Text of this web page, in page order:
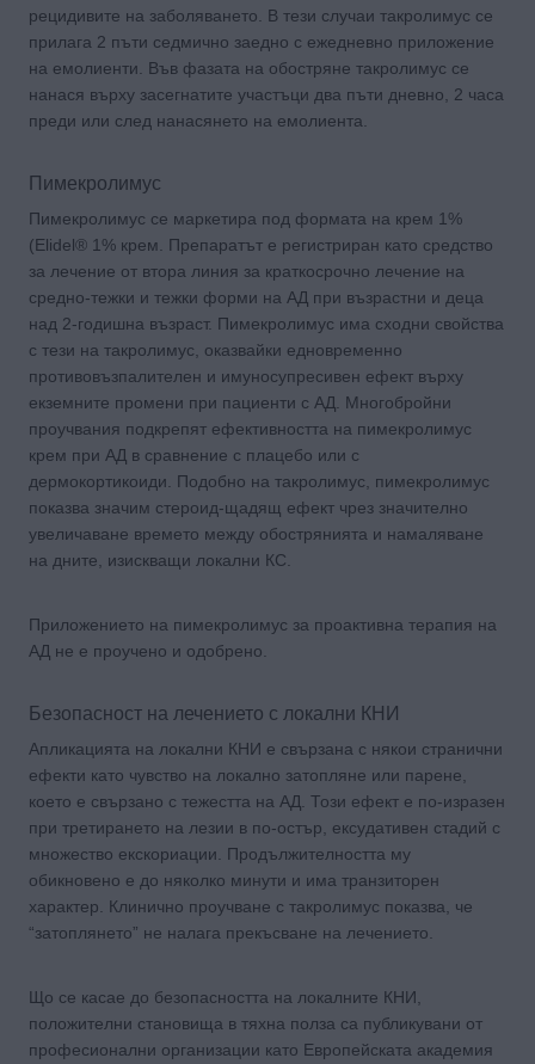
рецидивите на заболяването. В тези случаи такролимус се
прилага 2 пъти седмично заедно с ежедневнo приложение
на емолиенти. Във фазата на обостряне такролимус се
нанася върху засегнатите участъци два пъти дневно, 2 часа
преди или след нанасянето на емолиента.
Пимекролимус
Пимекролимус се маркетира под формата на крем 1%
(Elidel® 1% крем. Препаратът е регистриран като средство
за лечение от втора линия за краткосрочно лечение на
средно-тежки и тежки форми на АД при възрастни и деца
над 2-годишна възраст. Пимекролимус има сходни свойства
с тези на такролимус, оказвайки едновременно
противовъзпалителен и имуносупресивен ефект върху
екземните промени при пациенти с АД. Многобройни
проучвания подкрепят ефективността на пимекролимус
крем при АД в сравнение с плацебо или с
дермокортикоиди. Подобно на такролимус, пимекролимус
показва значим стероид-щадящ ефект чрез значително
увеличаване времето между обострянията и намаляване
на дните, изискващи локални КС.
Приложението на пимекролимус за проактивна терапия на
АД не е проучено и одобрено.
Безопасност на лечението с локални КНИ
Апликацията на локални КНИ е свързана с някои странични
ефекти като чувство на локално затопляне или парене,
което е свързано с тежестта на АД. Този ефект е по-изразен
при третирането на лезии в по-остър, ексудативен стадий с
множество екскориации. Продължителността му
обикновено е до няколко минути и има транзиторен
характер. Клинично проучване с такролимус показва, че
“затоплянето” не налага прекъсване на лечението.
Що се касае до безопасността на локалните КНИ,
положителни становища в тяхна полза са публикувани от
професионални организации като Европейската академия